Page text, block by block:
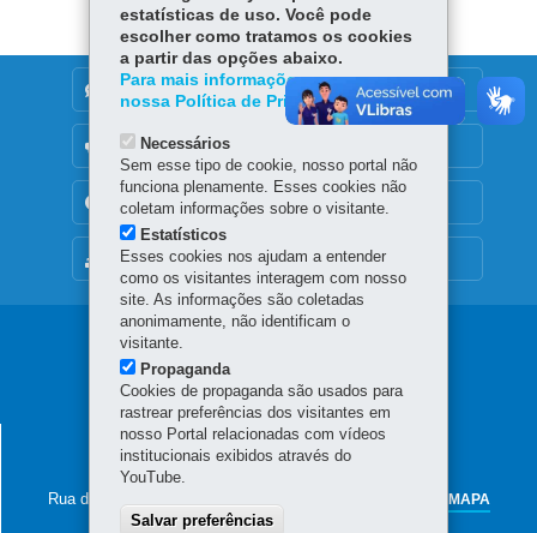
p
MAPA DO SITE
DENUNCIE CORRUPÇÃO
OUVIDORIA
TRANSPARÊNCIA INSTITUCIONAL
Navegação
principal
SECRETARIA DA AGRICULTURA E DO
ABASTECIMENTO
Rua dos Funcionários, 1559 MAPA
41 3313-4000
estatísticas de uso. Você pode
escolher como tratamos os cookies
a partir das opções abaixo.
Para mais informações, acesse
nossa Política de Privacidade.
Necessários
Sem esse tipo de cookie, nosso portal não
funciona plenamente. Esses cookies não
coletam informações sobre o visitante.
Estatísticos
Esses cookies nos ajudam a entender
como os visitantes interagem com nosso
site. As informações são coletadas
anonimamente, não identificam o
visitante.
Propaganda
Cookies de propaganda são usados para
rastrear preferências dos visitantes em
nosso Portal relacionadas com vídeos
institucionais exibidos através do
YouTube.
Salvar preferências